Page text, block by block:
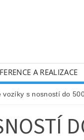
A REALIZACE
vozíky s nosností do